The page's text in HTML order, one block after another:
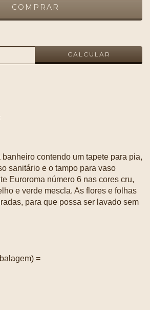
CALCULAR
contendo um tapete para pia,
sanitário e o tampo para vaso
Euroroma número 6 nas cores cru,
e verde mescla. As flores e folhas
para que possa ser lavado sem
=